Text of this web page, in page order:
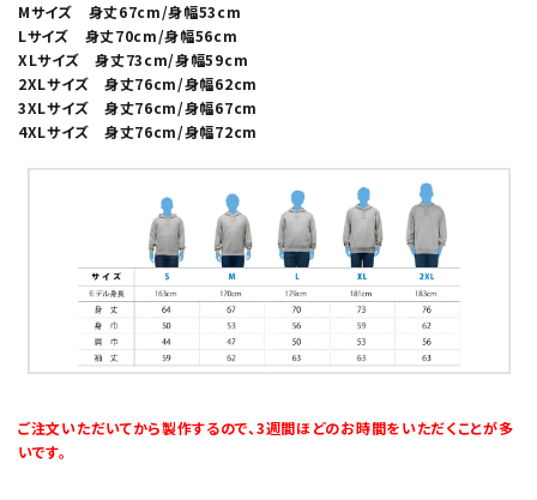
Mサイズ 身丈67cm/身幅53cm
Lサイズ 身丈70cm/身幅56cm
XLサイズ 身丈73cm/身幅59cm
2XLサイズ 身丈76cm/身幅62cm
3XLサイズ 身丈76cm/身幅67cm
4XLサイズ 身丈76cm/身幅72cm
ご注文いただいてから製作するので、3週間ほどのお時間をいただくことが多
いです。